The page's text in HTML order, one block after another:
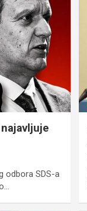
odbora SDS-a